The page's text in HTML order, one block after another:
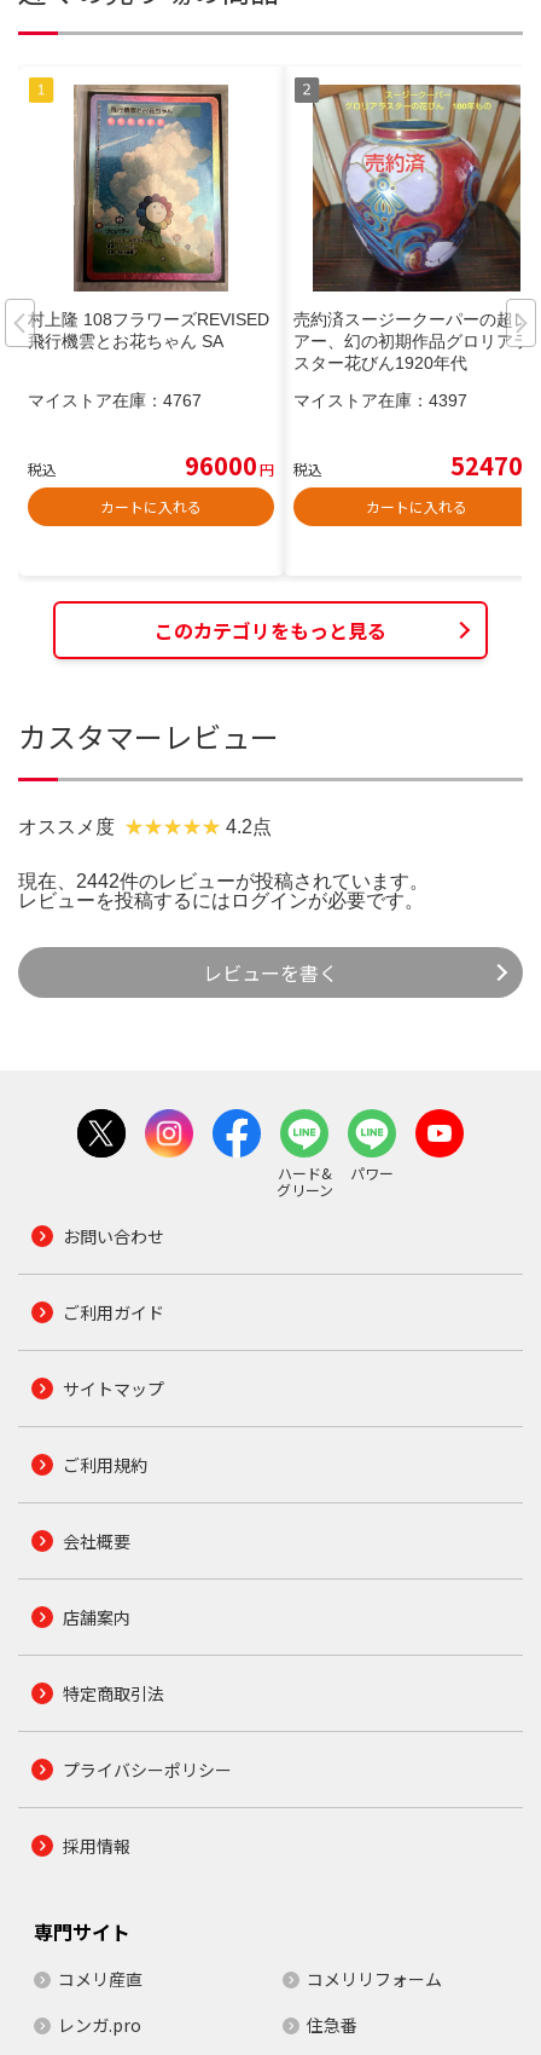
村上隆 108フラワーズREVISED
飛行機雲とお花ちゃん SA
マイストア在庫： 4767
税込 96000円
カートに入れる
売約済スージークーパーの超レ
アー、幻の初期作品グロリアラ
スター花びん1920年代
マイストア在庫： 4397
税込 52470
カートに入れる
このカテゴリをもっと見る
カスタマーレビュー
オススメ度 4.2点
現在、2442件のレビューが投稿されています。
レビューを投稿するには ログインが必要です。
レビューを書く
ハード&
グリーン
パワー
お問い合わせ
ご利用ガイド
サイトマップ
ご利用規約
会社概要
店舗案内
特定商取引法
プライバシーポリシー
採用情報
専門サイト
コメリ産直
コメリリフォーム
レンガ.pro
住急番